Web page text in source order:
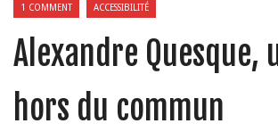
1 COMMENT ACCESSIBILITÉ
Alexandre Quesque,
hors du commun